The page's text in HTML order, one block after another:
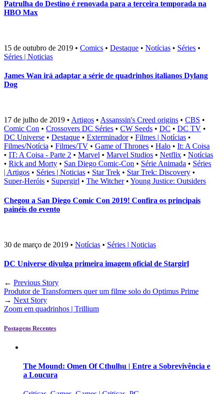
Patrulha do Destino é renovada para a terceira temporada na
HBO Max
15 de outubro de 2019 • Comics • Destaque • Notícias • Séries •
Séries | Noticias
James Wan irá adaptar a série de quadrinhos italianos Dylang
Dog
17 de julho de 2019 • Artigos • Assanssin's Creed origins • CBS •
Comic Con • Crossovers DC Séries • CW Seeds • DC • DC TV •
DC Universe • Destaque • Exterminador• Filmes | Notícias •
Filmes/Notícia • Filmes/TV • Game of Thrones • Halo • It: A Coisa
• IT: A Coisa - Parte 2 • Marvel • Marvel Studios • Netflix • Notícias
• Rick and Morty • San Diego Comic-Con • Série Animada • Séries
| Artigos • Séries | Noticias • Star Trek • Star Trek: Discovery •
Super-Heróis • Supergirl • The Witcher• Young Justice: Outsiders
Chegou a San Diego Comic Con 2019! Confira os principais
painéis do evento
30 de março de 2019 • Notícias • Séries | Noticias
DC Universe divulga primeira imagem oficial de Stargirl
← Previous Story
Produtor de Transformers quer um filme solo do Optimus Prime
→ Next Story
Zoom em quadrinhos | Trillium
Postagens Recentes
The Mound: Omen Of Cthulhu | Entre a Sobrevivência e
a Loucura